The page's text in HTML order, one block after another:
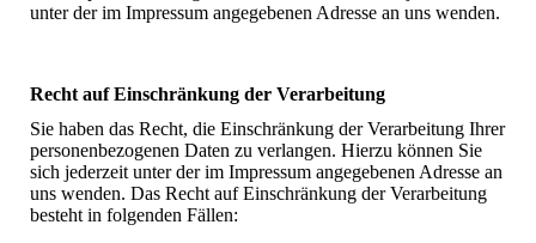
unter der im Impressum angegebenen Adresse an uns wenden.
Recht auf Einschränkung der Verarbeitung
Sie haben das Recht, die Einschränkung der Verarbeitung Ihrer
personenbezogenen Daten zu verlangen. Hierzu können Sie
sich jederzeit unter der im Impressum angegebenen Adresse an
uns wenden. Das Recht auf Einschränkung der Verarbeitung
besteht in folgenden Fällen: